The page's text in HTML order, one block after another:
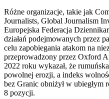
Różne organizacje, takie jak
Journalists, Global Journalism
Europejska Federacja
działań podejmowanych przez
celu zapobiegania atakom na
przeprowadzony przez Oxford
2022 roku wykazał, że
powolnej erozji, a indeks
bez Granic obniżył w ubiegłym
8 pozycji.